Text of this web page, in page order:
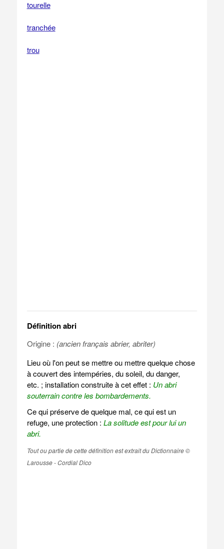
tourelle
tranchée
trou
Définition abri
Origine : (ancien français abrier, abriter)
Lieu où l'on peut se mettre ou mettre quelque chose
à couvert des intempéries, du soleil, du danger,
etc. ; installation construite à cet effet : Un abri
souterrain contre les bombardements.
Ce qui préserve de quelque mal, ce qui est un
refuge, une protection : La solitude est pour lui un
abri.
Tout ou partie de cette définition est extrait du Dictionnaire ©
Larousse - Cordial Dico